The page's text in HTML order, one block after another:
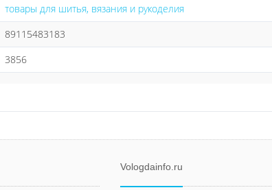
товары для шитья, вязания и рукоделия
89115483183
3856
Vologdainfo.ru